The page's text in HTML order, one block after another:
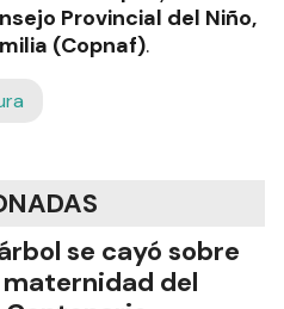
Provincial del Niño,
(Copnaf).
se cayó sobre
maternidad del